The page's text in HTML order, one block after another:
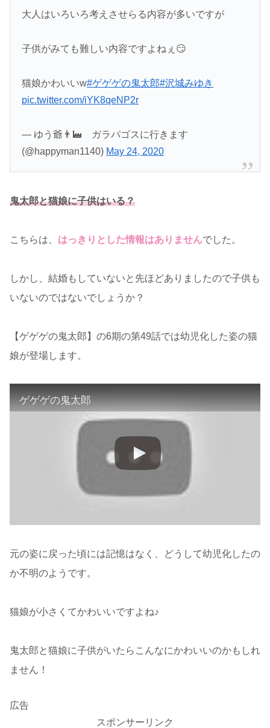
大人はいろいろ考えさせらる内容が多いですが
子供がみても難しい内容ですよねぇ😏
猫娘かわいいw#ゲゲゲの鬼太郎#沢城みゆき
pic.twitter.com/iYK8qeNP2r
— ゆう爺👨‍🏭 ガラパゴスに行きます
(@happyman1140) May 24, 2020
鬼太郎と猫娘に子供はいる？
こちらは、 はっきりとした情報はありませんでした。
しかし、結婚もしていないと先ほどありましたので子供も
いないのではないでしょうか？
【ゲゲゲの鬼太郎】の6期の第49話では幼児化した姿の猫
娘が登場します。
ゲゲゲの鬼太郎
元の姿に戻った頃には記憶はなく、どうして幼児化したの
か不明のようです。
猫娘が小さくてかわいいですよね♪
鬼太郎と猫娘に子供がいたらこんなにかわいいのかもしれ
ません！
広告
スポンサーリンク